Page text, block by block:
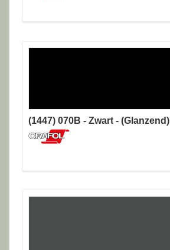
(1447) 070B - Zwart - (Glanzend)